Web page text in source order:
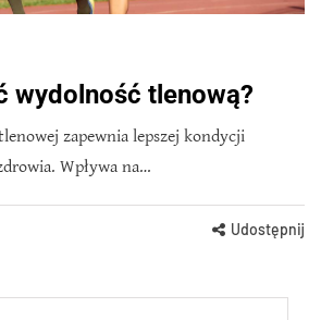
wydolność tlenową?
zapewnia lepszej kondycji
Wpływa na…
Udostępnij